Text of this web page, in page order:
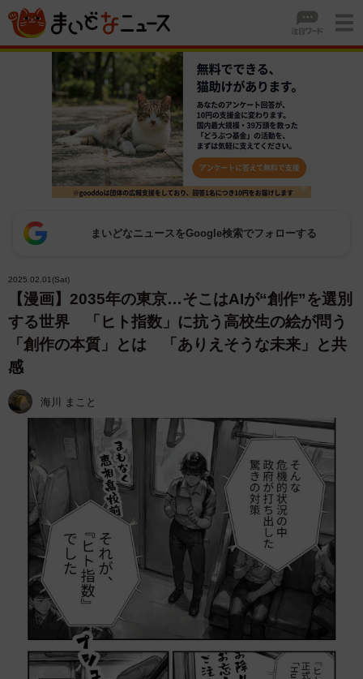
まいどなニュースをGoogle検索でフォローする
2025.02.01(Sat)
【漫画】2035年の東京…そこはAIが“創作”を選別
する世界 「ヒト指数」に抗う高校生の絵が問う
「創作の本質」とは 「ありえそうな未来」と共
感
海川 まこと